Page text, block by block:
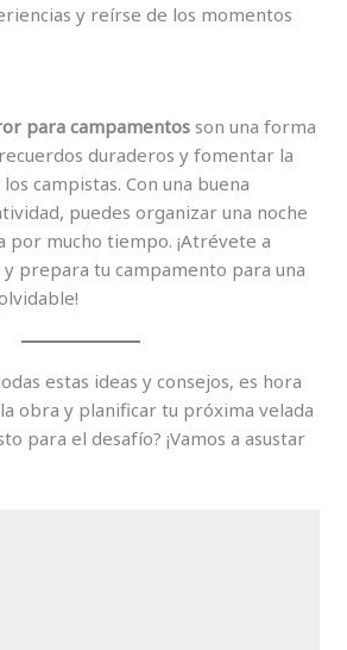
y reírse de los momentos
para campamentos son una forma
duraderos y fomentar la
campistas. Con una buena
puedes organizar una noche
por mucho tiempo. ¡Atrévete a
prepara tu campamento para una
estas ideas y consejos, es hora
obra y planificar tu próxima velada
para el desafío? ¡Vamos a asustar